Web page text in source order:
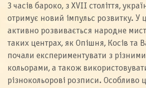
З часів бароко, з XVII століття,
отримує новий імпульс розвитку. У
активно розвивається народне
таких центрах, як Опішня, Косів та
почали експериментувати з
кольорами, а також
різнокольорові розписи. Особливо